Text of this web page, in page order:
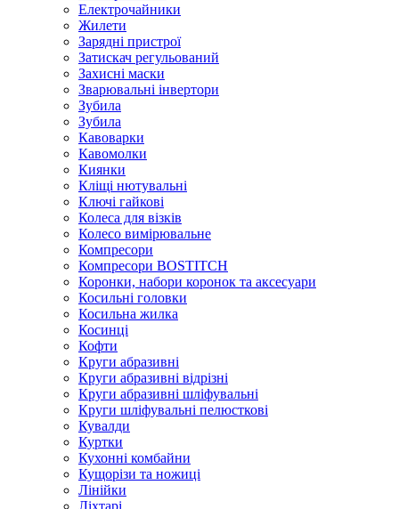
Електрочайники
Жилети
Зарядні пристрої
Затискач регульований
Захисні маски
Зварювальні інвертори
Зубила
Зубила
Кавоварки
Кавомолки
Киянки
Кліщі нютувальні
Ключі гайкові
Колеса для візків
Колесо вимірювальне
Компресори
Компресори BOSTITCH
Коронки, набори коронок та аксесуари
Косильні головки
Косильна жилка
Косинці
Кофти
Круги абразивні
Круги абразивні відрізні
Круги абразивні шліфувальні
Круги шліфувальні пелюсткові
Кувалди
Куртки
Кухонні комбайни
Кущорізи та ножиці
Лінійки
Ліхтарі